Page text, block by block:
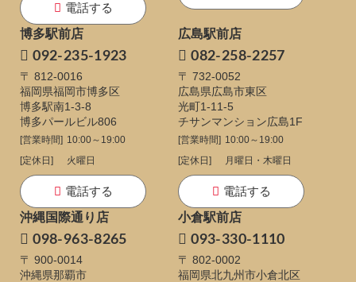
電話する
博多駅前店
092-235-1923
〒 812-0016
福岡県福岡市博多区
博多駅南1-3-8
博多パールビル806
[営業時間] 10:00～19:00
[定休日]
火曜日
電話する
広島駅前店
082-258-2257
〒 732-0052
広島県広島市東区
光町1-11-5
チサンマンション広島1F
[営業時間] 10:00～19:00
[定休日]
月曜日・木曜日
電話する
沖縄国際通り店
098-963-8265
〒 900-0014
沖縄県那覇市
小倉駅前店
093-330-1110
〒 802-0002
福岡県北九州市小倉北区